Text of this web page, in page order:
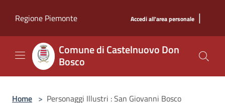
Regione Piemonte
Accedi all'area personale |
Comune di Castelnuovo Don
Bosco
Home > Personaggi Illustri : San Giovanni Bosco